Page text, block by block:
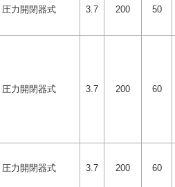
圧力開閉器式 3.7 200 50
圧力開閉器式 3.7 200 60
圧力開閉器式 3.7 200 60